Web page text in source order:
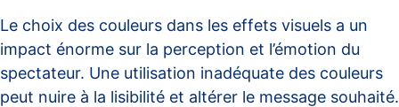
Le choix des couleurs dans les effets visuels a un
impact énorme sur la perception et l’émotion du
spectateur. Une utilisation inadéquate des couleurs
peut nuire à la lisibilité et altérer le message souhaité.